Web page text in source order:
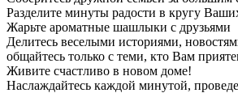
Разделите минуты радости в кругу
Жарьте ароматные шашлыки с друзьями
Делитесь веселыми историями,
общайтесь только с теми, кто Вам
Живите счастливо в новом доме!
Наслаждайтесь каждой минутой,